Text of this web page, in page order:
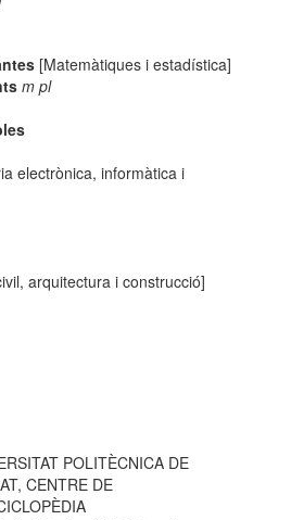
[Matemàtiques i estadística]
m pl
electrònica, informàtica i
arquitectura i construcció]
POLITÈCNICA DE
CENTRE DE